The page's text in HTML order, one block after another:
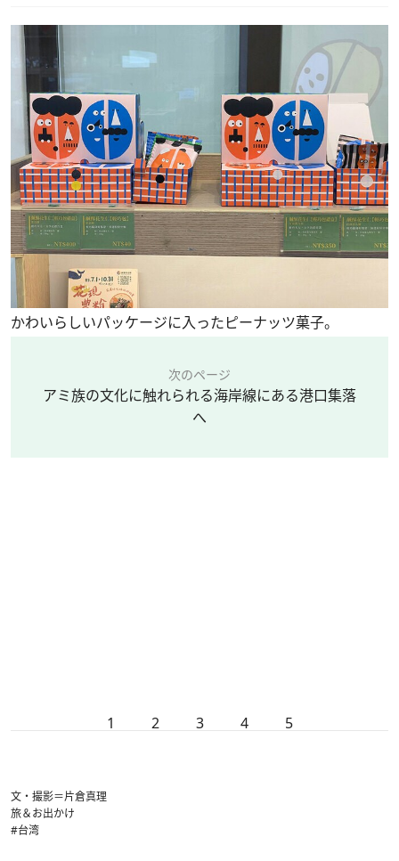
かわいらしいパッケージに入ったピーナッツ菓子。
次のページ
アミ族の文化に触れられる海岸線にある港口集落
へ
1 2 3 4 5
文・撮影＝片倉真理
旅＆お出かけ
#台湾